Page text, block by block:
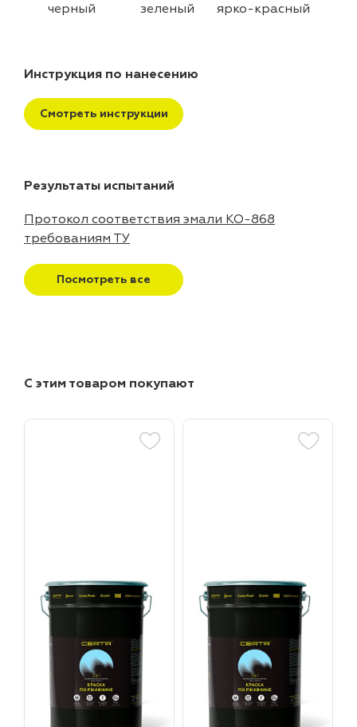
черный зеленый ярко-красный
Инструкция по нанесению
Смотреть инструкции
Результаты испытаний
Протокол соответствия эмали КО-868
требованиям ТУ
Посмотреть все
С этим товаром покупают